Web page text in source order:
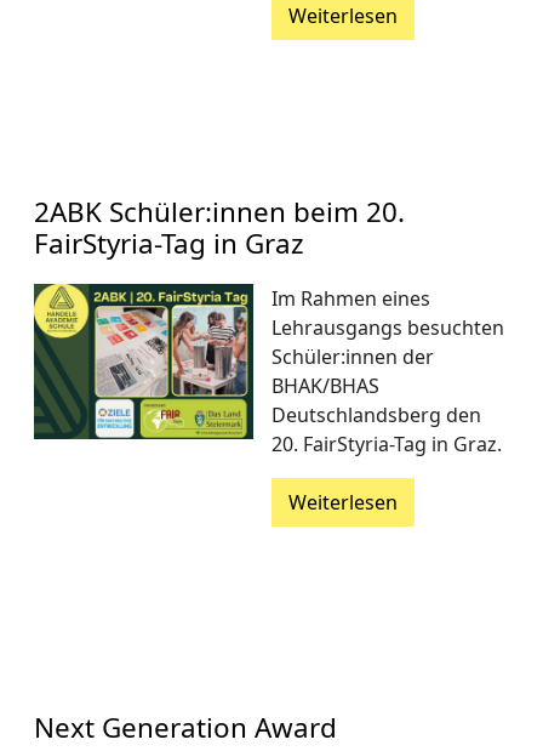
Weiterlesen
2ABK Schüler:innen beim 20.
FairStyria-Tag in Graz
Im Rahmen eines
Lehrausgangs besuchten
Schüler:innen der
BHAK/BHAS
Deutschlandsberg den
20. FairStyria-Tag in Graz.
Weiterlesen
Next Generation Award